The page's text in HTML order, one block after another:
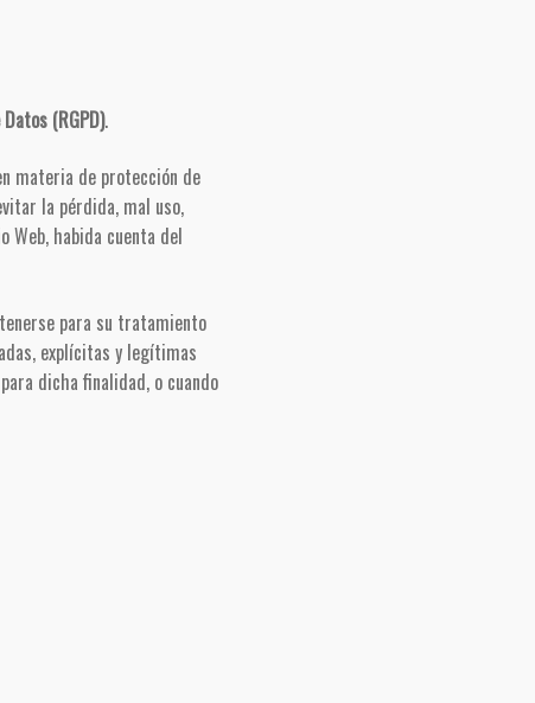
(RGPD).
materia de protección de
la pérdida, mal uso,
Web, habida cuenta del
para su tratamiento
explícitas y legítimas
dicha finalidad, o cuando